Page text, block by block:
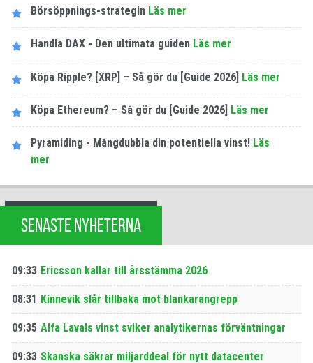
Börsöppnings-strategin Läs mer
Handla DAX - Den ultimata guiden Läs mer
Köpa Ripple? [XRP] – Så gör du [Guide 2026] Läs mer
Köpa Ethereum? – Så gör du [Guide 2026] Läs mer
Pyramiding - Mångdubbla din potentiella vinst! Läs
mer
SENASTE NYHETERNA
09:33 Ericsson kallar till årsstämma 2026
08:31 Kinnevik slår tillbaka mot blankarangrepp
09:35 Alfa Lavals vinst sviker analytikernas förväntningar
09:33 Skanska säkrar miljarddeal för nytt datacenter